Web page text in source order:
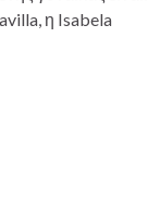
η Isabela